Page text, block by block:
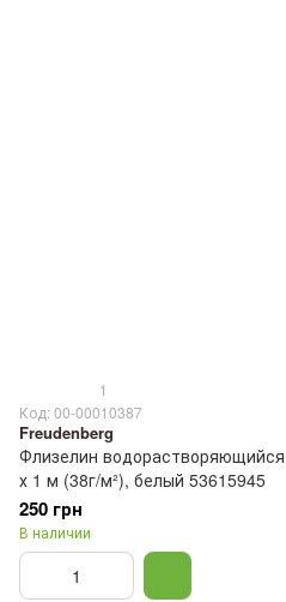
1
Код: 00-00010387
Freudenberg
Флизелин
х 1 м (38г/м²), белый 53615945
250 грн
В наличии